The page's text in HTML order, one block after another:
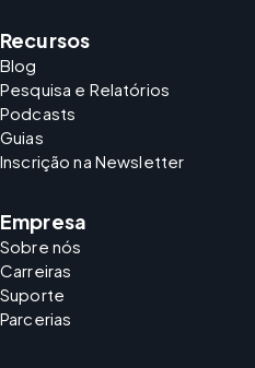
Recursos
Blog
Pesquisa e Relatórios
Podcasts
Guias
Inscrição na Newsletter
Empresa
Sobre nós
Carreiras
Suporte
Parcerias